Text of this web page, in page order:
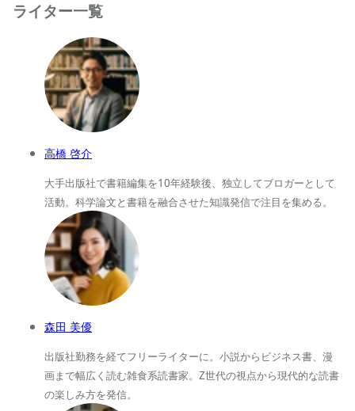
ライター一覧
高橋 啓介
大手出版社で書籍編集を10年経験後、独立してブロガーとして
活動。科学論文と書籍を融合させた知識発信で注目を集める。
森田 美優
出版社勤務を経てフリーライターに。小説からビジネス書、漫
画まで幅広く読む雑食系読書家。Z世代の視点から現代的な読書
の楽しみ方を発信。